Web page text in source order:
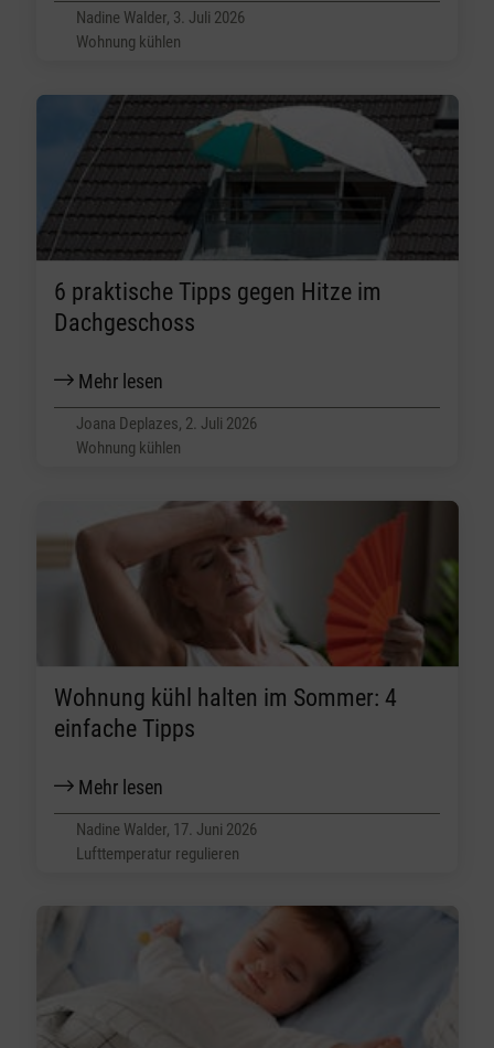
Nadine Walder, 3. Juli 2026
Wohnung kühlen
6 praktische Tipps gegen Hitze im
Dachgeschoss
Mehr lesen
Joana Deplazes, 2. Juli 2026
Wohnung kühlen
Wohnung kühl halten im Sommer: 4
einfache Tipps
Mehr lesen
Nadine Walder, 17. Juni 2026
Lufttemperatur regulieren